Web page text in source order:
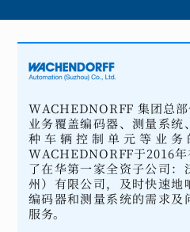
WACHEDNORFF 集团总
业务覆盖编码器、测量系统
种车辆控制单元等业务
WACHEDNORFF于2016
了在华第一家全资子公司：
州）有限公司，及时快速地
编码器和测量系统的需求及
服务。